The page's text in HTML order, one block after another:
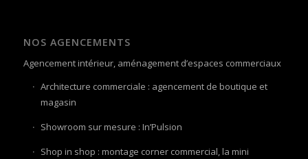
NOS AGENCEMENTS
Agencement intérieur, aménagement d’espaces commerciaux
Architecture commerciale : agencement de boutique et
magasin
Showroom sur mesure : In’Pulsion
Shop in shop : montage corner commercial, la mini